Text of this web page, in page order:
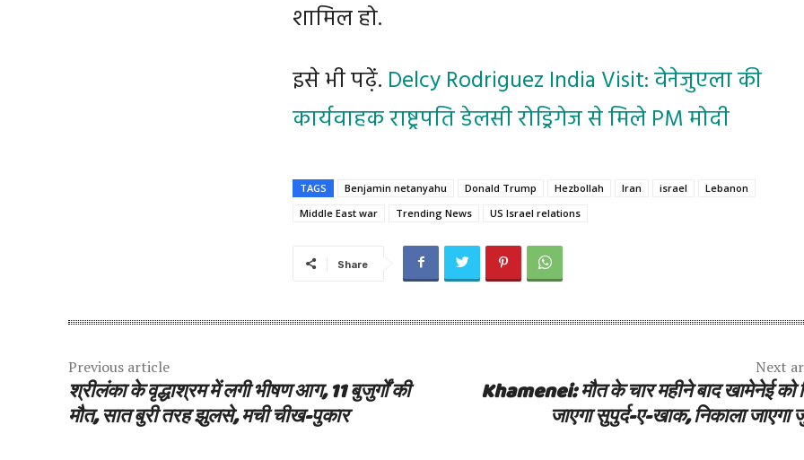
शामिल हो.
इसे भी पढ़ें. Delcy Rodriguez India Visit: वेनेजुएला की
कार्यवाहक राष्ट्रपति डेलसी रोड्रिगेज से मिले PM मोदी
TAGS Benjamin netanyahu Donald Trump Hezbollah Iran israel
Lebanon
Middle East war
Trending News US Israel relations
Share
Previous article
श्रीलंका के वृद्धाश्रम में लगी भीषण आग, 11 बुजुर्गों की
मौत, सात बुरी तरह झुलसे, मची चीख-पुकार
Next
Khamenei: मौत के चार महीने बाद खामेनेई को
जाएगा सुपुर्द-ए-खाक, निकाला